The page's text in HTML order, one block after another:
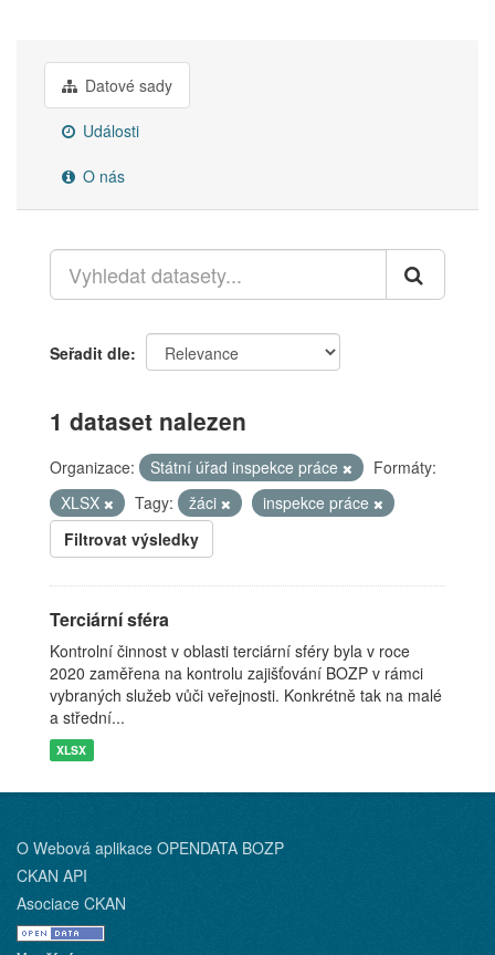
Datové sady
Události
O nás
Seřadit dle
1 dataset nalezen
Organizace: Státní úřad inspekce práce
Formáty:
XLSX
Tagy: žáci
inspekce práce
Filtrovat výsledky
Terciární sféra
Kontrolní činnost v oblasti terciární sféry byla v roce
2020 zaměřena na kontrolu zajišťování BOZP v rámci
vybraných služeb vůči veřejnosti. Konkrétně tak na malé
a střední...
XLSX
O Webová aplikace OPENDATA BOZP
CKAN API
Asociace CKAN